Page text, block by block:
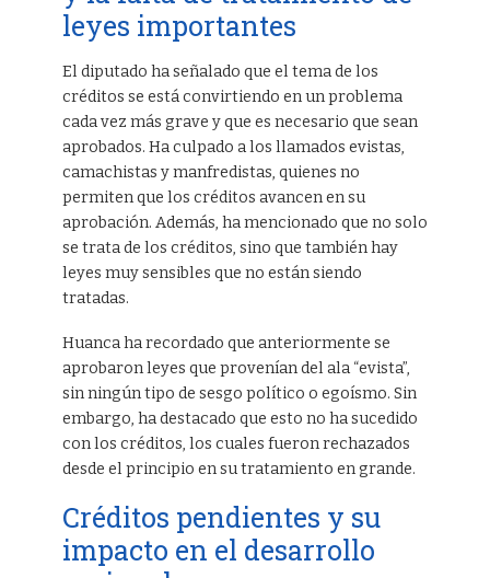
leyes importantes
El diputado ha señalado que el tema de los
créditos se está convirtiendo en un problema
cada vez más grave y que es necesario que sean
aprobados. Ha culpado a los llamados evistas,
camachistas y manfredistas, quienes no
permiten que los créditos avancen en su
aprobación. Además, ha mencionado que no solo
se trata de los créditos, sino que también hay
leyes muy sensibles que no están siendo
tratadas.
Huanca ha recordado que anteriormente se
aprobaron leyes que provenían del ala “evista”,
sin ningún tipo de sesgo político o egoísmo. Sin
embargo, ha destacado que esto no ha sucedido
con los créditos, los cuales fueron rechazados
desde el principio en su tratamiento en grande.
Créditos pendientes y su
impacto en el desarrollo